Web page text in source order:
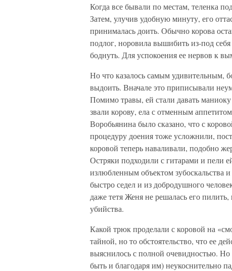
Когда все бывали по местам, теленка
Затем, улучив удобную минуту, его
принималась доить. Обычно корова
подлог, норовила вышибить из-под
боднуть. Для успокоения ее нервов к
Но что казалось самым удивительным,
выдоить. Вначале это приписывали
Помимо травы, ей стали давать
звали корову, ела с отменным
Воробьянина было сказано, что с
процедуру доения тоже усложнили,
коровой теперь наваливали, подобно
Остряки подходили с гитарами и пели
излюбленным объектом зубоскальства
быстро седел и из добродушного
даже тетя Женя не решалась его
убийства.
Какой трюк проделали с коровой на
тайной, но то обстоятельство, что ее
выяснилось с полной очевидностью.
быть и благодаря им) неукоснительно